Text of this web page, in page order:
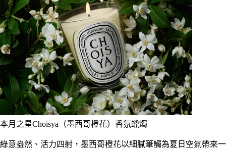
本月之星Choisya（墨西哥橙花）香氛蠟燭
綠意盎然、活力四射，墨西哥橙花以細膩筆觸為夏日空氣帶來一